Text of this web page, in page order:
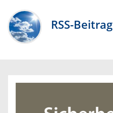
RSS-Beitrag